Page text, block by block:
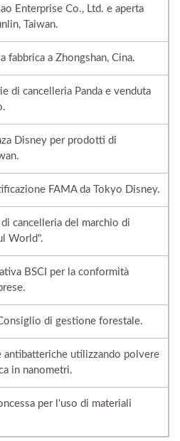
Enterprise Co., Ltd. e aperta
Taiwan.
fabbrica a Zhongshan, Cina.
di cancelleria Panda e venduta
Disney per prodotti di
FAMA da Tokyo Disney.
cancelleria del marchio di
World".
BSCI per la conformità
di gestione forestale.
antibatteriche utilizzando polvere
in nanometri.
per l'uso di materiali